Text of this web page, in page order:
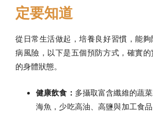
定要知道
從日常生活做起，培養良好習慣，能
病風險，以下是五個預防方式，確實
的身體狀態。
健康飲食： 多攝取富含纖維的蔬
海魚，少吃高油、高鹽與加工食